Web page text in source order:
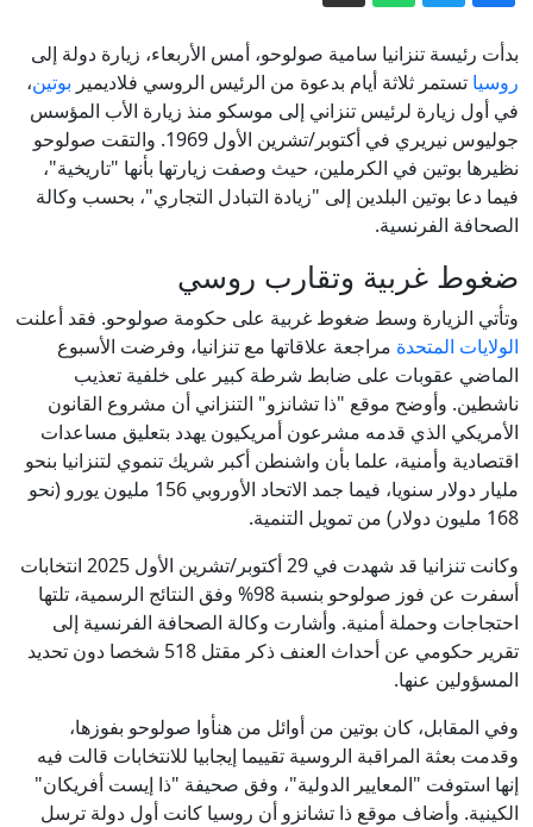
في السودان
السفارة الروسية لدى برلين: السياسيون
المحرضون على الحرب هم الخطر الحقيقي
على ألمانيا وليس روسيا
لماذا اختارت ميليشيا الحوثي هذا التوقيت
للتصعيد؟
اتفاقية الدفاع المشترك بين السعودية
وباكستان وتركيا.. ما الذي نعرفه حتى الآن؟
إيران.. ترمب يؤكد السيطرة على هرمز
وطهران تتحدث عن اتفاق وشيك مع
مسقط
بدأت رئيسة تنزانيا سامية صولوحو، أمس الأربعاء، زيارة دولة إلى
روسيا تستمر ثلاثة أيام بدعوة من الرئيس الروسي فلاديمير بوتين،
في أول زيارة لرئيس تنزاني إلى موسكو منذ زيارة الأب المؤسس
جوليوس نيريري في أكتوبر/تشرين الأول 1969. والتقت صولوحو
نظيرها بوتين في الكرملين، حيث وصفت زيارتها بأنها "تاريخية"،
فيما دعا بوتين البلدين إلى "زيادة التبادل التجاري"، بحسب وكالة
الصحافة الفرنسية.
ضغوط غربية وتقارب روسي
وتأتي الزيارة وسط ضغوط غربية على حكومة صولوحو. فقد أعلنت
الولايات المتحدة مراجعة علاقاتها مع تنزانيا، وفرضت الأسبوع
الماضي عقوبات على ضابط شرطة كبير على خلفية تعذيب
ناشطين. وأوضح موقع "ذا تشانزو" التنزاني أن مشروع القانون
الأمريكي الذي قدمه مشرعون أمريكيون يهدد بتعليق مساعدات
اقتصادية وأمنية، علما بأن واشنطن أكبر شريك تنموي لتنزانيا بنحو
مليار دولار سنويا، فيما جمد الاتحاد الأوروبي 156 مليون يورو (نحو
168 مليون دولار) من تمويل التنمية.
وكانت تنزانيا قد شهدت في 29 أكتوبر/تشرين الأول 2025 انتخابات
أسفرت عن فوز صولوحو بنسبة 98% وفق النتائج الرسمية، تلتها
احتجاجات وحملة أمنية. وأشارت وكالة الصحافة الفرنسية إلى
تقرير حكومي عن أحداث العنف ذكر مقتل 518 شخصا دون تحديد
المسؤولين عنها.
وفي المقابل، كان بوتين من أوائل من هنأوا صولوحو بفوزها،
وقدمت بعثة المراقبة الروسية تقييما إيجابيا للانتخابات قالت فيه
إنها استوفت "المعايير الدولية"، وفق صحيفة "ذا إيست أفريكان"
الكينية. وأضاف موقع ذا تشانزو أن روسيا كانت أول دولة ترسل